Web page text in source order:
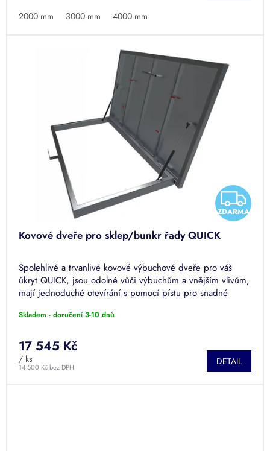
2000 mm 3000 mm 4000 mm
Z
D
R
ZDARMA
Kovové dveře pro sklep/bunkr řady QUICK
Spolehlivé a trvanlivé kovové výbuchové dveře pro váš
úkryt QUICK, jsou odolné vůči výbuchům a vnějším vlivům,
mají jednoduché otevírání s pomocí pístu pro snadné
Skladem - doručení 3-10 dnů
14 500 Kč bez DPH
17 545 Kč
/ ks DETAIL